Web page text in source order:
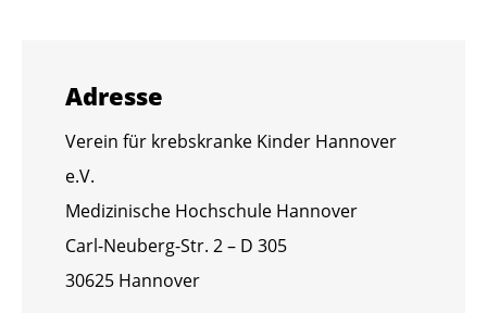
Adres­se
Ver­ein für krebs­kran­ke Kin­der Han­no­ver
e.V.
Me­di­zi­ni­sche Hoch­schu­le Han­no­ver
Carl-Neu­berg-Str. 2 – D 305
30625 Han­no­ver